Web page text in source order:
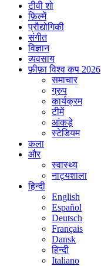
टीवी शो
फ़िल्में
प्रौद्योगिकी
संगीत
विज्ञान
व्यवसाय
फ़ीफ़ा विश्व कप 2026
समाचार
ग्रुप
कार्यक्रम
टीमें
आंकड़े
स्टेडियम
कला
और
स्वास्थ्य
नाट्यशाला
हिन्दी
English
Español
Deutsch
Français
Dansk
हिन्दी
Italiano